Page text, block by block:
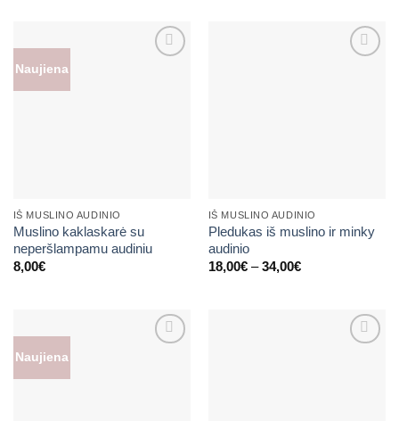
Naujiena
IŠ MUSLINO AUDINIO
Muslino kaklaskarė su
neperšlampamu audiniu
8,00€
IŠ MUSLINO AUDINIO
Pledukas iš muslino ir minky
audinio
18,00€ – 34,00€Price
Naujiena